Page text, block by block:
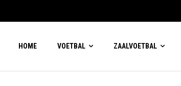
HOME VOETBAL ZAALVOETBAL